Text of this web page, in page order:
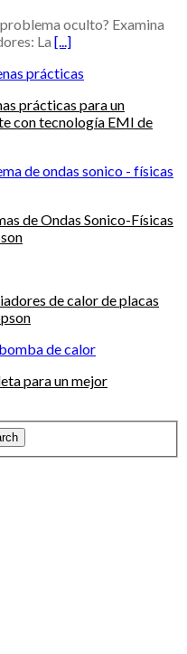
oculto? Examina
La [...]
prácticas para un
con tecnología EMI de
de Ondas Sonico-Físicas
de calor de placas
para un mejor